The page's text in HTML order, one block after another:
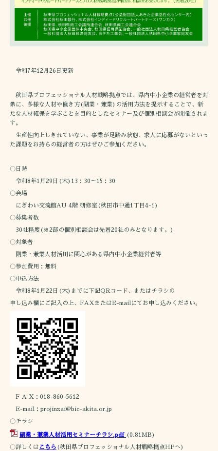
令和7年12月26日更新
秋田県プロフェッショナル人材戦略拠点では、県内中小企業の経営者を対
象に、多様な人材や働き方(副業・兼業)の活用方法を提示することで、新
たな人材確保を学ぶことを目的としたセミナー及び個別相談会が開催されま
す。
生産性向上しきれていない、事業が足踏み状態、求人に応募がないといっ
た課題をお持ちの経営者の方はぜひご参加ください。
〇日時
令和8年1月29日(木)13：30～15：30
〇会場
にぎわい交流館AU 4階 研修室(秋田市中通1丁目4-1)
〇募集者数
30社程度(※2部の個別相談会は先着20社のみとなります。)
〇対象者
副業・兼業人材活用に関心がある県内中小企業経営者等
〇参加費用：無料
〇申込方法
令和8年1月22日(木)までに下記QRコード、またはチラシの
申し込み欄にご記入の上、FAXまたはE-mailにてお申し込みください。
F A X：018-860-5612
E-mail：projinzai@bic-akita.or.jp
〇チラシ
副業・兼業人材活用セミナーチラシ.pdf (0.81MB)
〇詳しくは こちら (秋田県プロフェッショナル人材戦略拠点HPへ)